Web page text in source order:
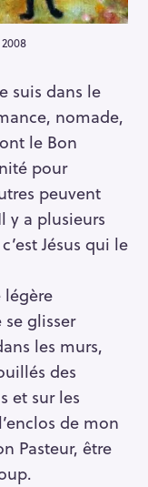
suis dans le
nomade,
le Bon
pour
peuvent
y a plusieurs
Jésus qui le
légère
se glisser
les murs,
des
et sur les
de mon
Pasteur, être